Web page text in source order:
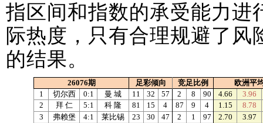
指区间和指数的承受能力进
际热度，只有合理规避了
的结果。
26076期 足彩倾向 竞足比例
欧洲平
1
切尔西 0:1 曼 城 11 32 57 2 8 90 4.66
3.96
2
拜 仁 5:1 科 隆 81 15 4 87 9 4 1.15
8.78
3
弗赖堡 4:1 莱比锡 23 30 47 2 1 97 2.70
3.97